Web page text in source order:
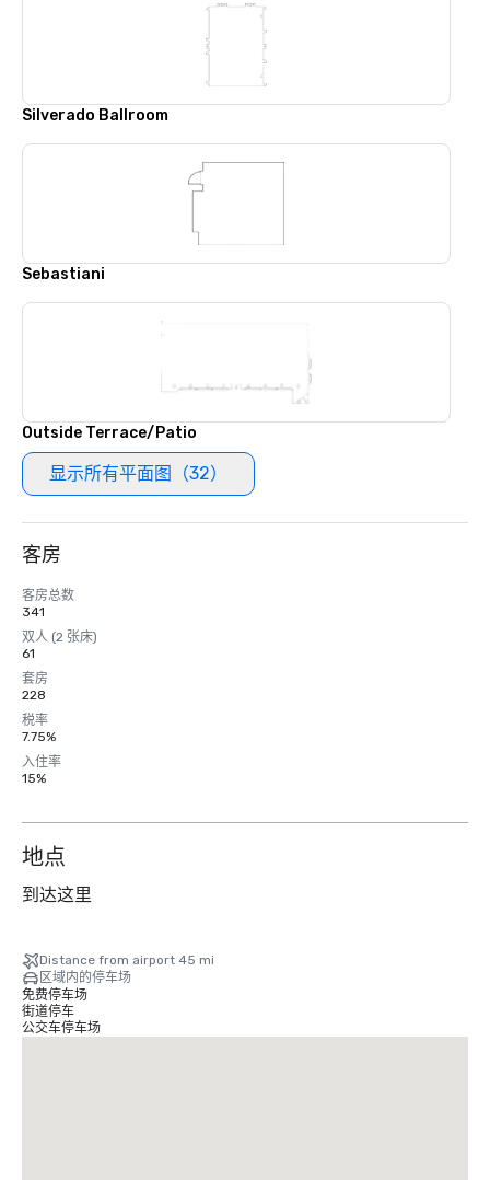
Silverado Ballroom
Sebastiani
Outside Terrace/Patio
显示所有平面图（32）
客房
客房总数
341
双人 (2 张床)
61
套房
228
税率
7.75%
入住率
15%
地点
到达这里
Distance from airport 45 mi
区域内的停车场
免费停车场
街道停车
公交车停车场